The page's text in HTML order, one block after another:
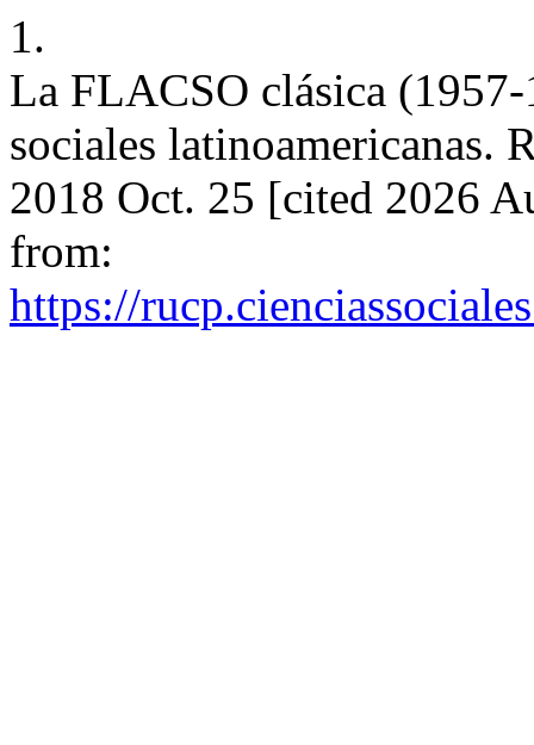
1.
La FLACSO clásica
sociales latinoamericanas.
2018 Oct. 25 [cited 2026
from:
https://